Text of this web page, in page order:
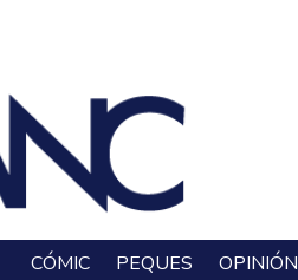
CÓMIC PEQUES OPINIÓN